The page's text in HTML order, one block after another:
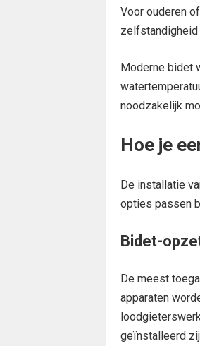
Voor ouderen
zelfstandigheid
Moderne bidet
noodzakelijk
Hoe je
De installatie
opties passen
Bidet-
De meest
apparaten
geïnstalleerd